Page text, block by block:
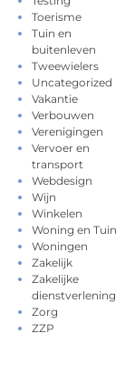
Toerisme
Tuin en
buitenleven
Tweewielers
Uncategorized
Vakantie
Verbouwen
Verenigingen
Vervoer en
transport
Webdesign
Wijn
Winkelen
Woning en Tuin
Woningen
Zakelijk
Zakelijke
dienstverlening
Zorg
ZZP